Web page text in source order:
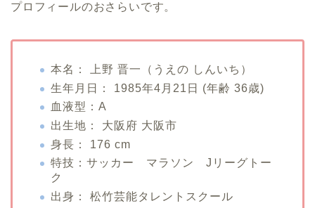
プロフィールのおさらいです。
本名： 上野 晋一（うえの しんいち）
生年月日： 1985年4月21日 (年齢 36歳)
血液型：A
出生地： 大阪府 大阪市
身長： 176 cm
特技：サッカー マラソン Jリーグトー
ク
出身： 松竹芸能タレントスクール